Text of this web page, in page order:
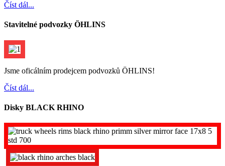
Číst dál...
Stavitelné podvozky ÖHLINS
Jsme oficálním prodejcem podvozků ÖHLINS!
Číst dál...
Disky BLACK RHINO